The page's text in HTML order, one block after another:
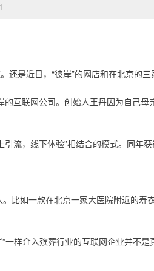
是近日，“彼岸”的网店和在北京的三
互联网公司。创始人王丹因为自己
流，线下体验”相结合的模式。同年获
比如一款在北京一家大医院附近的寿
一样介入殡葬行业的互联网企业并不